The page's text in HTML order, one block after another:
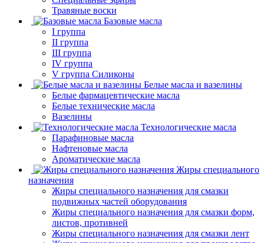
Травяные воски
Базовые масла
I группа
II группа
III группа
IV группа
V группа Силиконы
Белые масла и вазелины
Белые фармацевтические масла
Белые технические масла
Вазелины
Технологические масла
Парафиновые масла
Нафтеновые масла
Ароматические масла
Жиры специального
назначения
Жиры специального назначения для смазки
подвижных частей оборудования
Жиры специального назначения для смазки форм,
листов, противней
Жиры специального назначения для смазки лент